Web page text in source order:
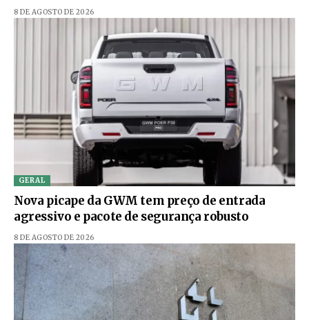
8 DE AGOSTO DE 2026
GERAL
Nova picape da GWM tem preço de entrada
agressivo e pacote de segurança robusto
8 DE AGOSTO DE 2026